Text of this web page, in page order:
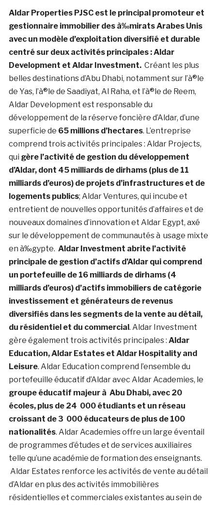
Aldar Properties PJSC est le principal promoteur et
gestionnaire immobilier des à‰mirats Arabes Unis
avec un modèle d’exploitation diversifié et durable
centré sur deux activités principales : Aldar
Development et Aldar Investment.Créant les plus
belles destinations d’Abu Dhabi, notamment sur l’à®le
de Yas, l’à®le de Saadiyat, Al Raha, et l’à®le de Reem,
Aldar Development est responsable du
développement de la réserve foncière d’Aldar, d’une
superficie de 65 millions d’hectares. L’entreprise
comprend trois activités principales : Aldar Projects,
qui gère l’activité de gestion du développement
d’Aldar, dont 45 milliards de dirhams (plus de 11
milliards d’euros) de projets d’infrastructures et de
logements publics; Aldar Ventures, qui incube et
entretient de nouvelles opportunités d’affaires et de
nouveaux domaines d’innovation et Aldar Egypt, axé
sur le développement de communautés à usage mixte
en à‰gypte. Aldar Investment abrite l’activité
principale de gestion d’actifs d’Aldar qui comprend
un portefeuille de 16 milliards de dirhams (4
milliards d’euros) d’actifs immobiliers de catégorie
investissement et générateurs de revenus
diversifiés dans les segments de la vente au détail,
du résidentiel et du commercial. Aldar Investment
gère également trois activités principales : Aldar
Education, Aldar Estates et Aldar Hospitality and
Leisure. Aldar Education comprend l’ensemble du
portefeuille éducatif d’Aldar avec Aldar Academies, le
groupe éducatif majeur à Abu Dhabi, avec 20
écoles, plus de 24 000 étudiants et un réseau
croissant de 3 000 éducateurs de plus de 100
nationalités. Aldar Academies offre un large éventail
de programmes d’études et de services auxiliaires
telle qu’une académie de formation des enseignants.
Aldar Estates renforce les activités de vente au détail
d’Aldar en plus des activités immobilières
résidentielles et commerciales existantes au sein de